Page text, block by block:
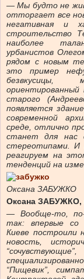
— Мы будто не
отторгает все
негативная и
строительство
наиболее
урбанистов
рядом с новым
это пример
безвкусицы,
ориентированный
старого
появляется
современной
среде, отлично
станет для нас
стереотипами.
реагируем на
тенденций на
Оксана ЗАБУЖКО
Оксана ЗАБУЖКО,
— Вообще-то, по-
так: впервые со
Киеве построили
новость,
“Пищевик”,